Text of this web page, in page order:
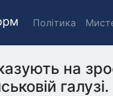
Політика
на
галузі.